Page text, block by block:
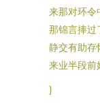
来那对环令
那锦言捧过
静交有助存
来业半段前
}